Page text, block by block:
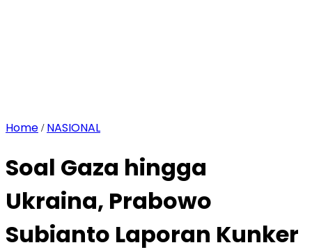
Home / NASIONAL
Soal Gaza hingga
Ukraina, Prabowo
Subianto Laporan Kunker